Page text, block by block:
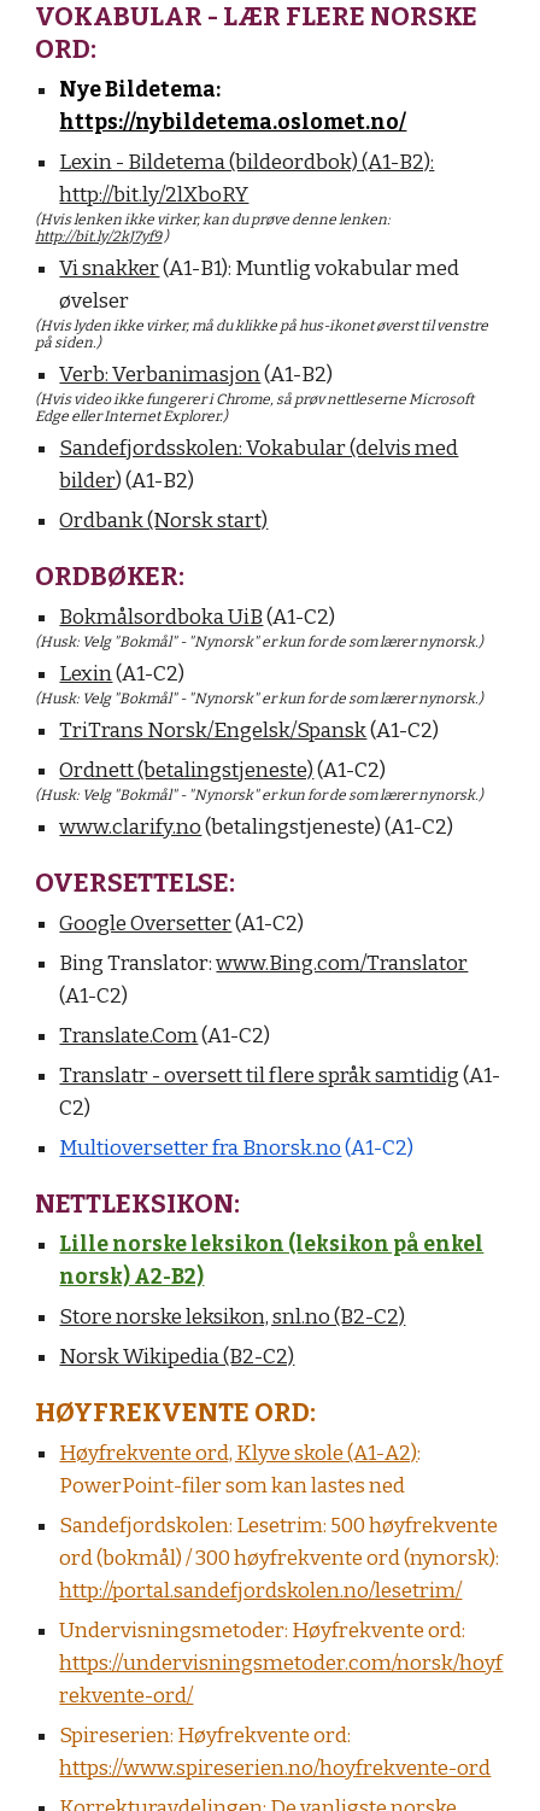
VOKABULAR - LÆR FLERE NORSKE
ORD:
Nye Bildetema:
https://nybildetema.oslomet.no/
Lexin - Bildetema (bildeordbok) (A1-B2):
http://bit.ly/2lXboRY
(Hvis lenken ikke virker, kan du prøve denne lenken:
http://bit.ly/2kJ7yf9)
Vi snakker(A1-B1): Muntlig vokabular med
øvelser
(Hvis lyden ikke virker, må du klikke på hus-ikonet øverst til venstre
på siden.)
Verb: Verbanimasjon(A1-B2)
(Hvis video ikke fungerer i Chrome, så prøv nettleserne Microsoft
Edge eller Internet Explorer.)
Sandefjordsskolen: Vokabular (delvis med
bilder)(A1-B2)
Ordbank (Norsk start)
ORDBØKER:
Bokmålsordboka UiB(A1-C2)
(Husk: Velg "Bokmål" - "Nynorsk" er kun for de som lærer nynorsk.)
Lexin(A1-C2)
(Husk: Velg "Bokmål" - "Nynorsk" er kun for de som lærer nynorsk.)
TriTrans Norsk/Engelsk/Spansk(A1-C2)
Ordnett (betalingstjeneste)(A1-C2)
(Husk: Velg "Bokmål" - "Nynorsk" er kun for de som lærer nynorsk.)
www.clarify.no(betalingstjeneste) (A1-C2)
OVERSETTELSE:
Google Oversetter(A1-C2)
Bing Translator:www.Bing.com/Translator
(A1-C2)
Translate.Com(A1-C2)
Translatr - oversett til flere språk samtidig(A1-
C2)
Multioversetter fra Bnorsk.no(A1-C2)
NETTLEKSIKON:
Lille norske leksikon (leksikon på enkel
norsk) A2-B2)
Store norske leksikon, snl.no (B2-C2)
Norsk Wikipedia (B2-C2)
HØYFREKVENTE ORD:
Høyfrekvente ord, Klyve skole (A1-A2):
PowerPoint-filer som kan lastes ned
Sandefjordskolen: Lesetrim: 500 høyfrekvente
ord (bokmål) / 300 høyfrekvente ord (nynorsk):
http://portal.sandefjordskolen.no/lesetrim/
Undervisningsmetoder: Høyfrekvente ord:
https://undervisningsmetoder.com/norsk/hoyf
rekvente-ord/
Spireserien: Høyfrekvente ord:
https://www.spireserien.no/hoyfrekvente-ord